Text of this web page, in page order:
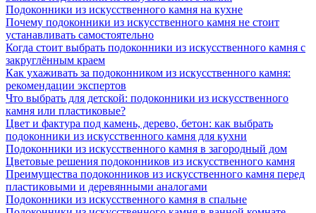
Подоконники из искусственного камня на кухне
Почему подоконники из искусственного камня не стоит
устанавливать самостоятельно
Когда стоит выбрать подоконники из искусственного камня с
закруглённым краем
Как ухаживать за подоконником из искусственного камня:
рекомендации экспертов
Что выбрать для детской: подоконники из искусственного
камня или пластиковые?
Цвет и фактура под камень, дерево, бетон: как выбрать
подоконники из искусственного камня для кухни
Подоконники из искусственного камня в загородный дом
Цветовые решения подоконников из искусственного камня
Преимущества подоконников из искусственного камня перед
пластиковыми и деревянными аналогами
Подоконники из искусственного камня в спальне